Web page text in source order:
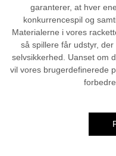
garanterer, at hver
konkurrencespil og
Materialerne i vores
så spillere får udstyr,
selvsikkerhed. Uanset om
vil vores brugerdefinerede